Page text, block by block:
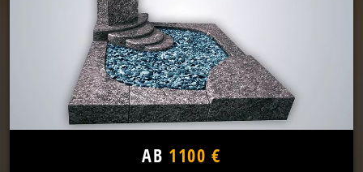
AB 1100 €